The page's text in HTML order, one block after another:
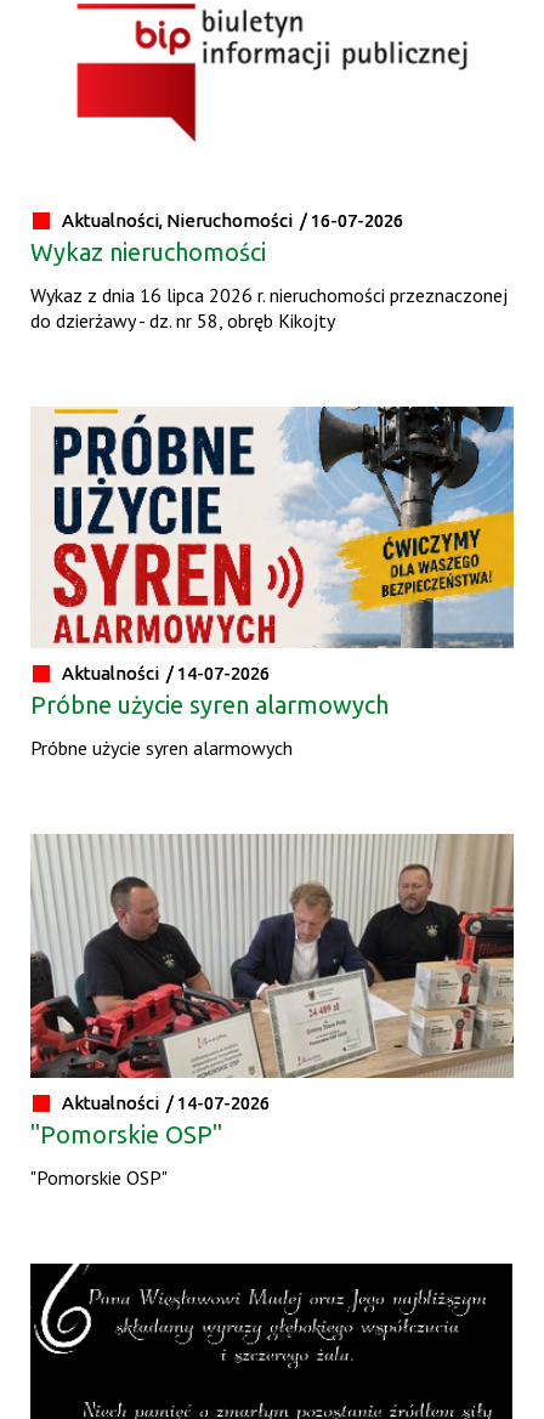
Aktualności, Nieruchomości / 16-07-2026
Wykaz nieruchomości
Wykaz z dnia 16 lipca 2026 r. nieruchomości przeznaczonej
do dzierżawy - dz. nr 58, obręb Kikojty
Aktualności / 14-07-2026
Próbne użycie syren alarmowych
Próbne użycie syren alarmowych
Aktualności / 14-07-2026
"Pomorskie OSP"
"Pomorskie OSP"